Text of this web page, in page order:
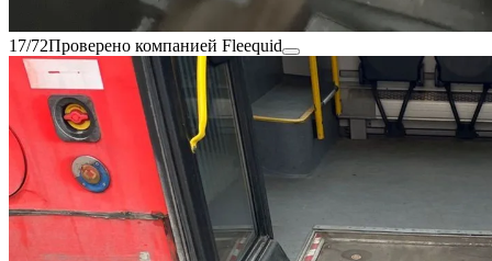
17/72Проверено компанией Fleequid